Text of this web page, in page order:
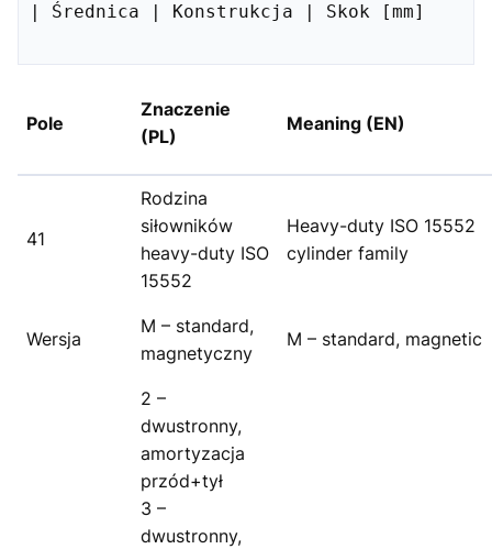
| Średnica | Konstrukcja | Skok [mm]
Pole
Znaczenie
(PL)
Meaning (EN)
41
Rodzina
siłowników
heavy-duty ISO
15552
Heavy-duty ISO 15552
cylinder family
Wersja
M – standard,
magnetyczny
M – standard, magnetic
2 –
dwustronny,
amortyzacja
przód+tył
3 –
dwustronny,